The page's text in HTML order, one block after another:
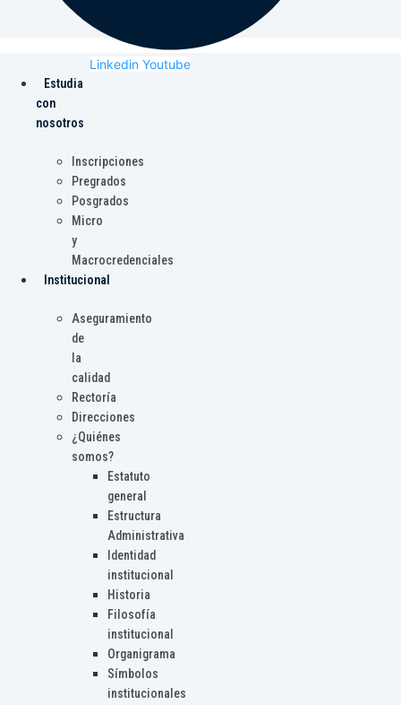
Linkedin Youtube
Estudia
con
nosotros
Inscripciones
Pregrados
Posgrados
Micro
y
Macrocredenciales
Institucional
Aseguramiento
de
la
calidad
Rectoría
Direcciones
¿Quiénes
somos?
Estatuto
general
Estructura
Administrativa
Identidad
institucional
Historia
Filosofía
institucional
Organigrama
Símbolos
institucionales